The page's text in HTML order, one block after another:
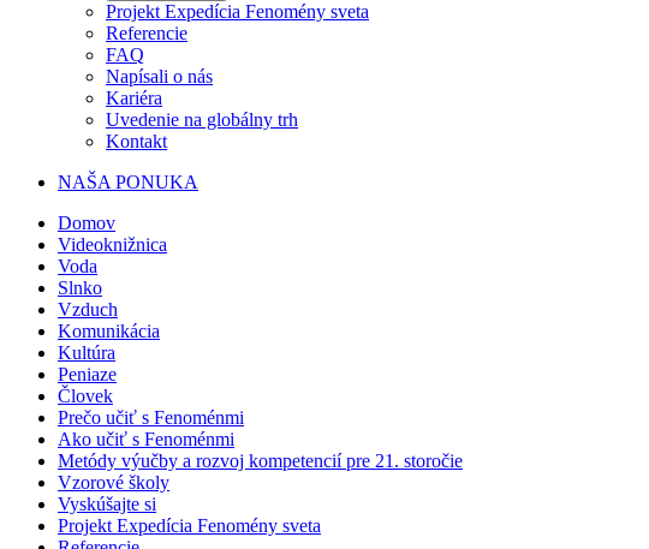
Projekt Expedícia Fenomény sveta
Referencie
FAQ
Napísali o nás
Kariéra
Uvedenie na globálny trh
Kontakt
NAŠA PONUKA
Domov
Videoknižnica
Voda
Slnko
Vzduch
Komunikácia
Kultúra
Peniaze
Človek
Prečo učiť s Fenoménmi
Ako učiť s Fenoménmi
Metódy výučby a rozvoj kompetencií pre 21. storočie
Vzorové školy
Vyskúšajte si
Projekt Expedícia Fenomény sveta